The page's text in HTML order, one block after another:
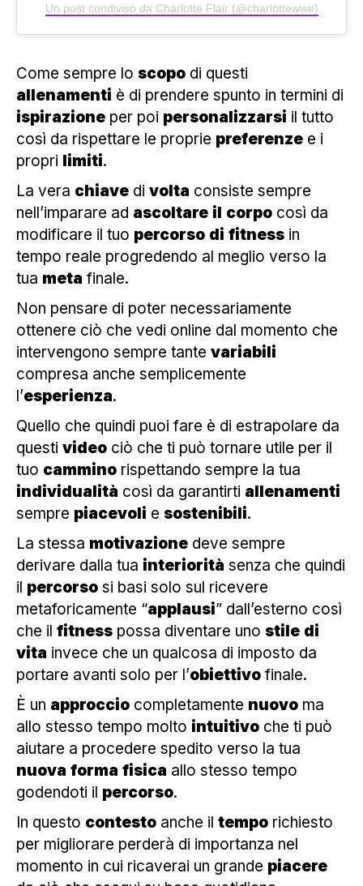
Un post condiviso da Charlotte Flair (@charlottewwe)
Come sempre lo scopo di questi
allenamenti è di prendere spunto in termini di
ispirazione per poi personalizzarsi il tutto
così da rispettare le proprie preferenze e i
propri limiti.
La vera chiave di volta consiste sempre
nell’imparare ad ascoltare il corpo così da
modificare il tuo percorso di fitness in
tempo reale progredendo al meglio verso la
tua meta finale.
Non pensare di poter necessariamente
ottenere ciò che vedi online dal momento che
intervengono sempre tante variabili
compresa anche semplicemente
l’esperienza.
Quello che quindi puoi fare è di estrapolare da
questi video ciò che ti può tornare utile per il
tuo cammino rispettando sempre la tua
individualità così da garantirti allenamenti
sempre piacevoli e sostenibili.
La stessa motivazione deve sempre
derivare dalla tua interiorità senza che quindi
il percorso si basi solo sul ricevere
metaforicamente “applausi” dall’esterno così
che il fitness possa diventare uno stile di
vita invece che un qualcosa di imposto da
portare avanti solo per l’obiettivo finale.
È un approccio completamente nuovo ma
allo stesso tempo molto intuitivo che ti può
aiutare a procedere spedito verso la tua
nuova forma fisica allo stesso tempo
godendoti il percorso.
In questo contesto anche il tempo richiesto
per migliorare perderà di importanza nel
momento in cui ricaverai un grande piacere